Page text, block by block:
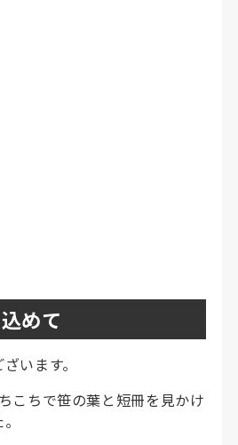
めて
います。
こちで笹の葉と短冊を見かけ